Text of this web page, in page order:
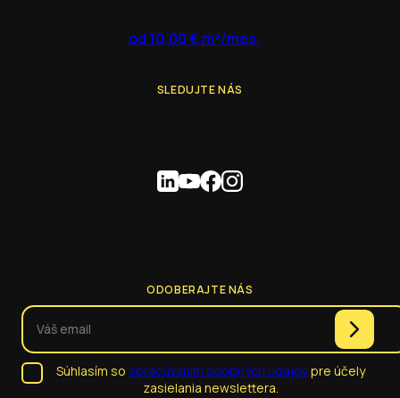
od 10,00 € m²/mes.
SLEDUJTE NÁS
ODOBERAJTE NÁS
Súhlasím so spracúvaním osobných údajovpre účely
zasielania newslettera.